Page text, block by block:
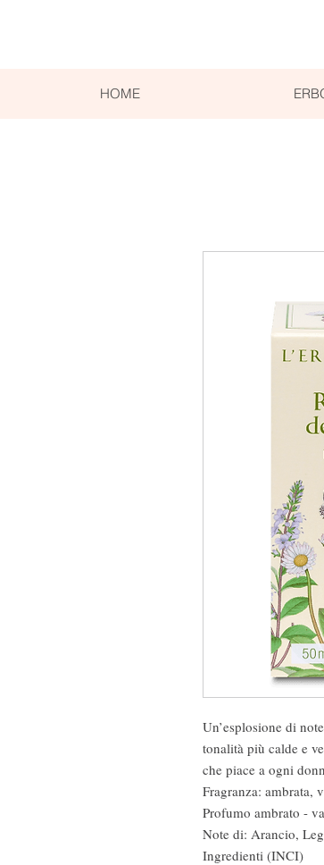
HOME
Un’esplosione di
tonalità più calde e
che piace a ogni
Fragranza: ambrata,
Profumo ambrato -
Note di: Arancio,
Ingredienti (INCI)